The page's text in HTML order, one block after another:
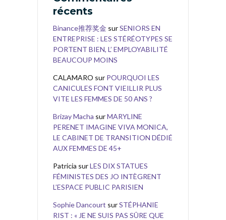
récents
Binance推荐奖金 surSENIORS EN
ENTREPRISE : LES STÉRÉOTYPES SE
PORTENT BIEN, L’ EMPLOYABILITÉ
BEAUCOUP MOINS
CALAMARO sur POURQUOI LES
CANICULES FONT VIEILLIR PLUS
VITE LES FEMMES DE 50 ANS ?
Brizay Macha surMARYLINE
PERENET IMAGINE VIVA MONICA,
LE CABINET DE TRANSITION DÉDIÉ
AUX FEMMES DE 45+
Patricia surLES DIX STATUES
FÉMINISTES DES JO INTÈGRENT
L’ESPACE PUBLIC PARISIEN
Sophie Dancourt surSTÉPHANIE
RIST : « JE NE SUIS PAS SÛRE QUE